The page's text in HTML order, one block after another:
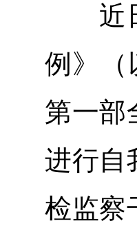
近日
例》（
第一部
进行自
检监察